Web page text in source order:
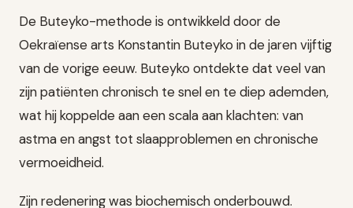
De Buteyko-methode is ontwikkeld door de
Oekraïense arts Konstantin Buteyko in de jaren vijftig
van de vorige eeuw. Buteyko ontdekte dat veel van
zijn patiënten chronisch te snel en te diep ademden,
wat hij koppelde aan een scala aan klachten: van
astma en angst tot slaapproblemen en chronische
vermoeidheid.
Zijn redenering was biochemisch onderbouwd.